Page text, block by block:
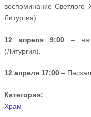
воспоминание Светлого
Литургия).
12 апреля 9:00–
(Литургия).
12 апреля 17:00–
Категория:
Храм